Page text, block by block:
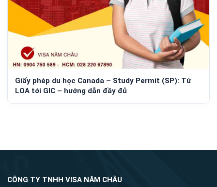
Giấy phép du học Canada – Study Permit (SP): Từ
LOA tới GIC – hướng dẫn đầy đủ
CÔNG TY TNHH VISA NĂM CHÂU